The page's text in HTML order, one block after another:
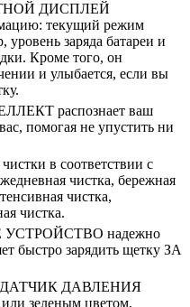
ДИСПЛЕЙ
текущий режим
заряда батареи и
Кроме того, он
и улыбается, если вы
распознает ваш
помогая не упустить ни
в соответствии с
чистка, бережная
чистка,
чистка.
надежно
быстро зарядить щетку ЗА
ДАВЛЕНИЯ
зеленым цветом,